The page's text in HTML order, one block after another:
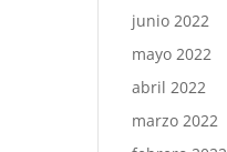
junio 2022
mayo 2022
abril 2022
marzo 2022